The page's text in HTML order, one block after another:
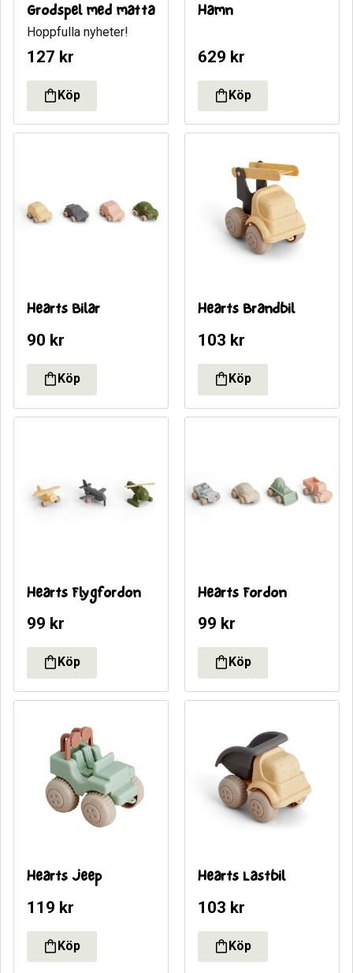
Grodspel med matta
​Hoppfulla nyheter!
127 kr
Hamn
629 kr
Hearts Bilar
90 kr
Hearts Brandbil
103 kr
Hearts Flygfordon
99 kr
Hearts Fordon
99 kr
Hearts Jeep
119 kr
Hearts Lastbil
103 kr